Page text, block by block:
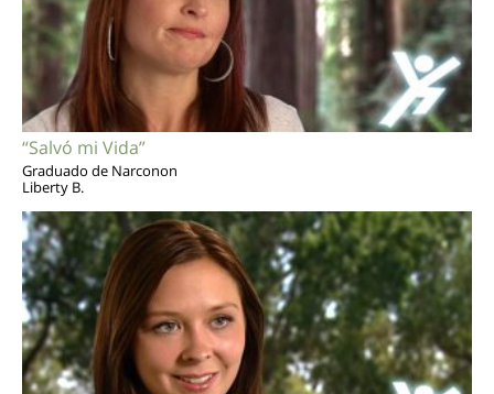
“Salvó mi Vida”
Graduado de Narconon
Liberty B.